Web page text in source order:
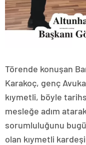
Törende konuşan
Karakoç, genç
kıymetli, böyle
mesleğe adım
sorumluluğunu
olan kıymetli